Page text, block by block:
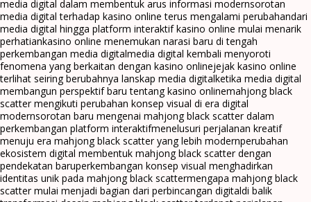
media digital dalam membentuk arus informasi modernsorotan
media digital terhadap kasino online terus mengalami perubahandari
media digital hingga platform interaktif kasino online mulai menarik
perhatiankasino online menemukan narasi baru di tengah
perkembangan media digitalmedia digital kembali menyoroti
fenomena yang berkaitan dengan kasino onlinejejak kasino online
terlihat seiring berubahnya lanskap media digitalketika media digital
membangun perspektif baru tentang kasino onlinemahjong black
scatter mengikuti perubahan konsep visual di era digital
modernsorotan baru mengenai mahjong black scatter dalam
perkembangan platform interaktifmenelusuri perjalanan kreatif
menuju era mahjong black scatter yang lebih modernperubahan
ekosistem digital membentuk mahjong black scatter dengan
pendekatan baruperkembangan konsep visual menghadirkan
identitas unik pada mahjong black scattermengapa mahjong black
scatter mulai menjadi bagian dari perbincangan digitaldi balik